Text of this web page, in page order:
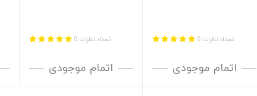
تعداد نظرات 0
اتمام موجودی
تعداد نظرات 0
اتمام موجودی